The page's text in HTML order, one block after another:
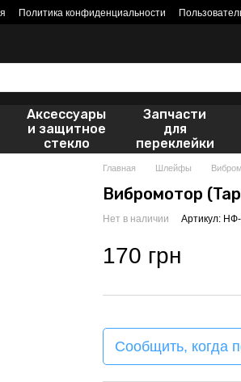
Политика конфиденциальности
Аксессуары
и защитное
стекло
Запчасти
для
переклейки
Главная Шлейфы
Вибромотор
Нет в наличии Артикул:
170 грн
Сообщить, когда